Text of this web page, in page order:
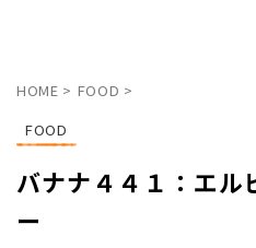
HOME > FOOD >
FOOD
バナナ４４１：エル
ー